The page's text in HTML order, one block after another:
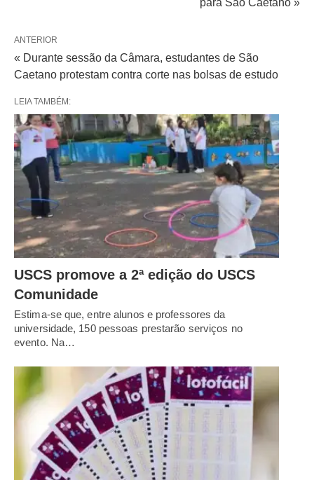
para São Caetano »
ANTERIOR
« Durante sessão da Câmara, estudantes de São
Caetano protestam contra corte nas bolsas de estudo
LEIA TAMBÉM:
USCS promove a 2ª edição do USCS
Comunidade
Estima-se que, entre alunos e professores da
universidade, 150 pessoas prestarão serviços no
evento. Na…